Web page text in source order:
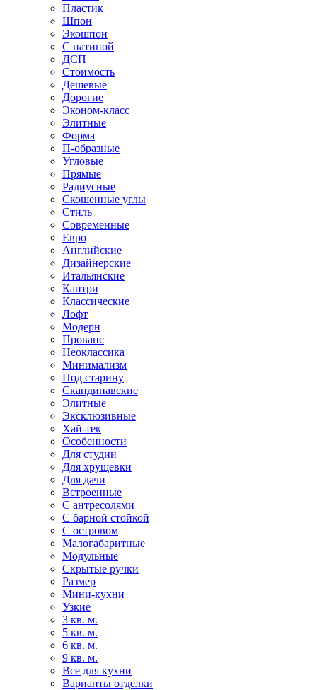
Пластик
Шпон
Экошпон
С патиной
ДСП
Стоимость
Дешевые
Дорогие
Эконом-класс
Элитные
Форма
П-образные
Угловые
Прямые
Радиусные
Скошенные углы
Стиль
Современные
Евро
Английские
Дизайнерские
Итальянские
Кантри
Классические
Лофт
Модерн
Прованс
Неоклассика
Минимализм
Под старину
Скандинавские
Элитные
Эксклюзивные
Хай-тек
Особенности
Для студии
Для хрущевки
Для дачи
Встроенные
С антресолями
С барной стойкой
С островом
Малогабаритные
Модульные
Скрытые ручки
Размер
Мини-кухни
Узкие
3 кв. м.
5 кв. м.
6 кв. м.
9 кв. м.
Все для кухни
Варианты отделки